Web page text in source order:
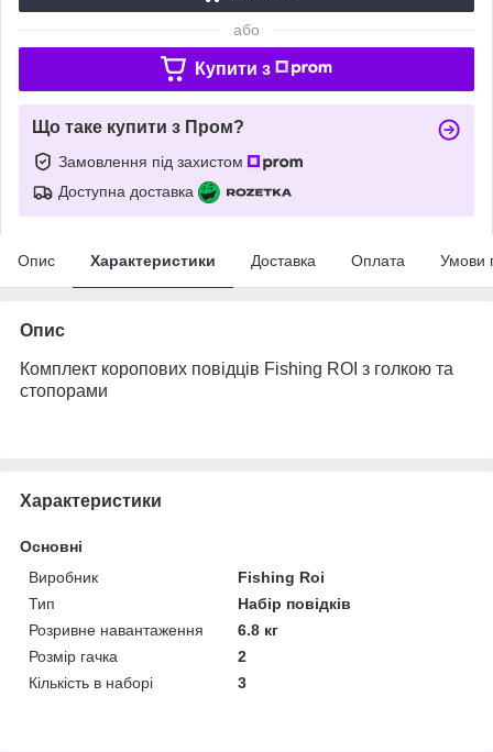
або
Купити з
Що таке купити з Пром?
Замовлення під захистом
Доступна доставка
Опис Характеристики Доставка Оплата Умови
Опис
Комплект коропових повідців Fishing ROI з голкою та
стопорами
Характеристики
Основні
Виробник
Fishing Roi
Тип
Набір повідків
Розривне навантаження
6.8 кг
Розмір гачка
2
Кількість в наборі
3